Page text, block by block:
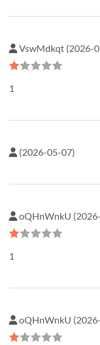
VswMdkqt (2026-
1
(2026-05-07)
oQHnWnkU
1
oQHnWnkU